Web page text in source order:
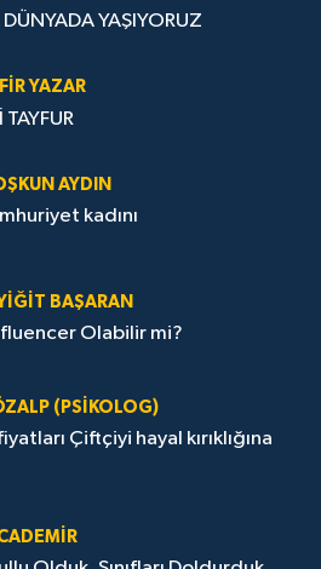
DÜNYADA YAŞIYORUZ
YAZAR
TAYFUR
AYDIN
kadını
BAŞARAN
Olabilir mi?
(PSIKOLOG)
Çiftçiyi hayal kırıklığına